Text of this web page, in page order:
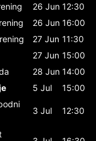
26 Jun 12:30
26 Jun 16:00
27 Jun 11:30
27 Jun 15:00
28 Jun 14:00
5 Jul
15:00
3 Jul 12:30